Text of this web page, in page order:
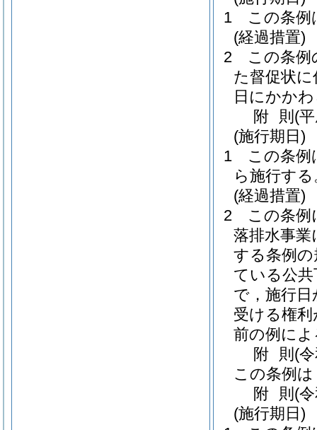
1
この条例
(経過措置)
2
この条例
た督促状
日にかか
附 則 (
(施行期日)
1
この条例
ら施行する
(経過措置)
2
この条例
落排水事業
する条例
ている公
で，施行
受ける権
前の例によ
附 則 (
この条例
附 則 (
(施行期日)